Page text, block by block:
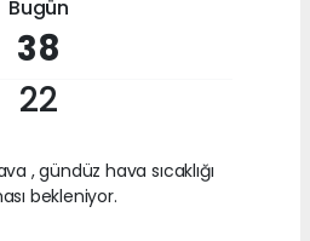
Bugün
38
22
, gündüz hava sıcaklığı
bekleniyor.